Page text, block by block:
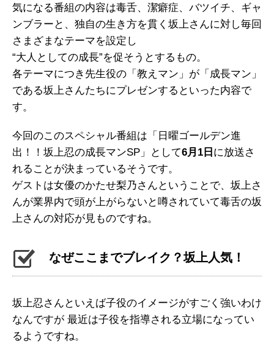
気になる番組の内容は毒舌、潔癖症、バツイチ、ギャ
ンブラーと、独自の生き方を貫く坂上さんに対し毎回
さまざまなテーマを設定し
“大人としての成長”を促そうとするもの。
各テーマにつき先生役の「教えマン」が「成長マン」
である坂上さんたちにプレゼンするといった内容で
す。
今回のこのスペシャル番組は「日曜ゴールデン進
出！！坂上忍の成長マンSP」として6月1日 に放送さ
れることが決まっているそうです。
ゲストは女優のかたせ梨乃さんということで、坂上さ
んが業界内で頭が上がらないと噂されていて毒舌の坂
上さんの対応が見ものですね。
なぜここまでブレイク？坂上人気！
坂上忍さんといえば子役のイメージがすごく強いわけ
なんですが 最近は子役を指導される立場になってい
るようですね。